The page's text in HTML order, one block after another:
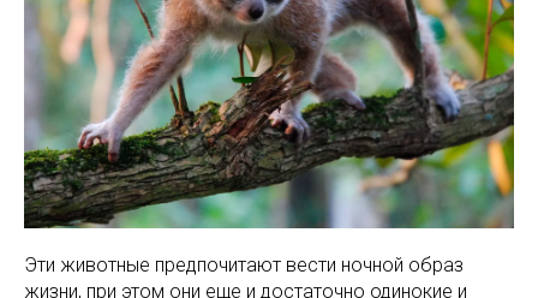
Эти животные предпочитают вести ночной образ
жизни, при этом они еще и достаточно одинокие и